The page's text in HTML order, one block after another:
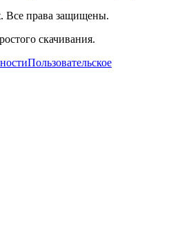
. Все права защищены.
скачивания.
Пользовательское